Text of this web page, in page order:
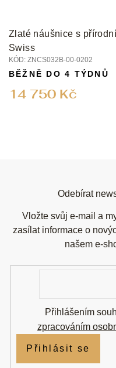
Zlaté náušnice s
Swiss
KÓD: ZNCS032B-00-0202
14 750 Kč
BĚŽNĚ DO 4 TÝDNŮ
Odebírat
Vložte svůj e-mail a
zasílat informace o
našem e-
zpracováním
Přihlásit se